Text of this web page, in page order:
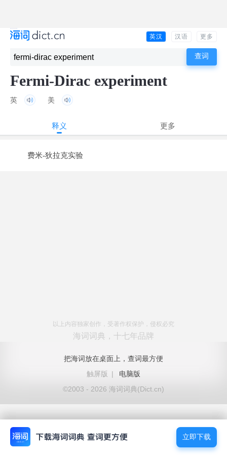
英汉 汉语 更多
Fermi-Dirac experiment
英 美
释义 更多
费米-狄拉克实验
以上内容独家创作，受著作权保护，侵权必究
海词词典，十七年品牌
把海词放在桌面上，查词最方便
触屏版
|
电脑版
©2003 - 2026 海词词典(Dict.cn)
立即下载
立即下载